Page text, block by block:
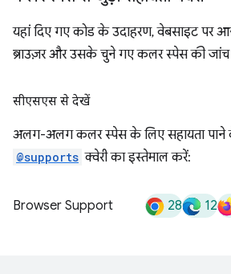
यहां दिए गए कोड के उदाहरण, वेबसाइट पर
ब्राउज़र और उसके चुने गए कलर स्पेस की
सीएसएस से देखें
अलग-अलग कलर स्पेस के लिए सहायता पाने
@supports क्वेरी का इस्तेमाल करें:
Browser Support 28 12